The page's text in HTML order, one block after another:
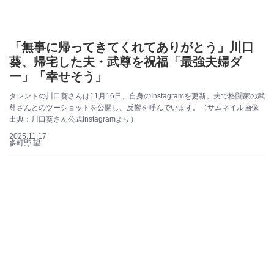
「無事に帰ってきてくれてありがとう」川口
葵、帰宅した夫・武尊を祝福「最強夫婦ダ
ー」「幸せそう」
タレントの川口葵さんは11月16日、自身のInstagramを更新。夫で格闘家の武
尊さんとのツーショットを公開し、反響を呼んでいます。（サムネイル画像
出典：川口葵さん公式Instagramより）
2025.11.17
多町野 望